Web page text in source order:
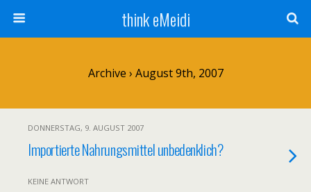
think eMeidi
Archive › August 9th, 2007
DONNERSTAG, 9. AUGUST 2007
Importierte Nahrungsmittel unbedenklich?
KEINE ANTWORT